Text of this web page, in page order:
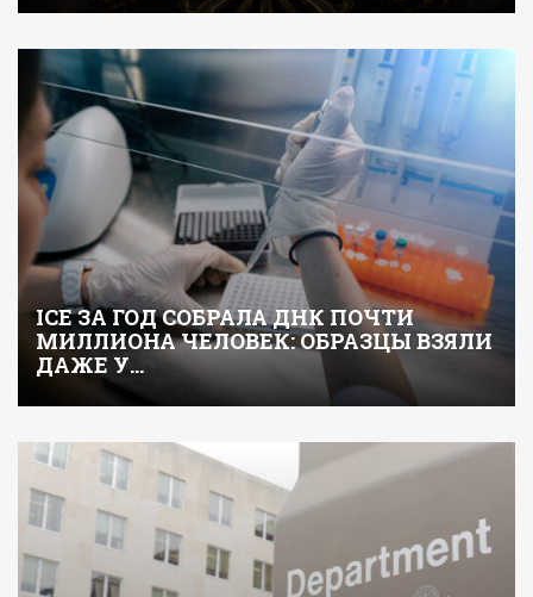
ICE ЗА ГОД СОБРАЛА ДНК ПОЧТИ
МИЛЛИОНА ЧЕЛОВЕК: ОБРАЗЦЫ ВЗЯЛИ
ДАЖЕ У…